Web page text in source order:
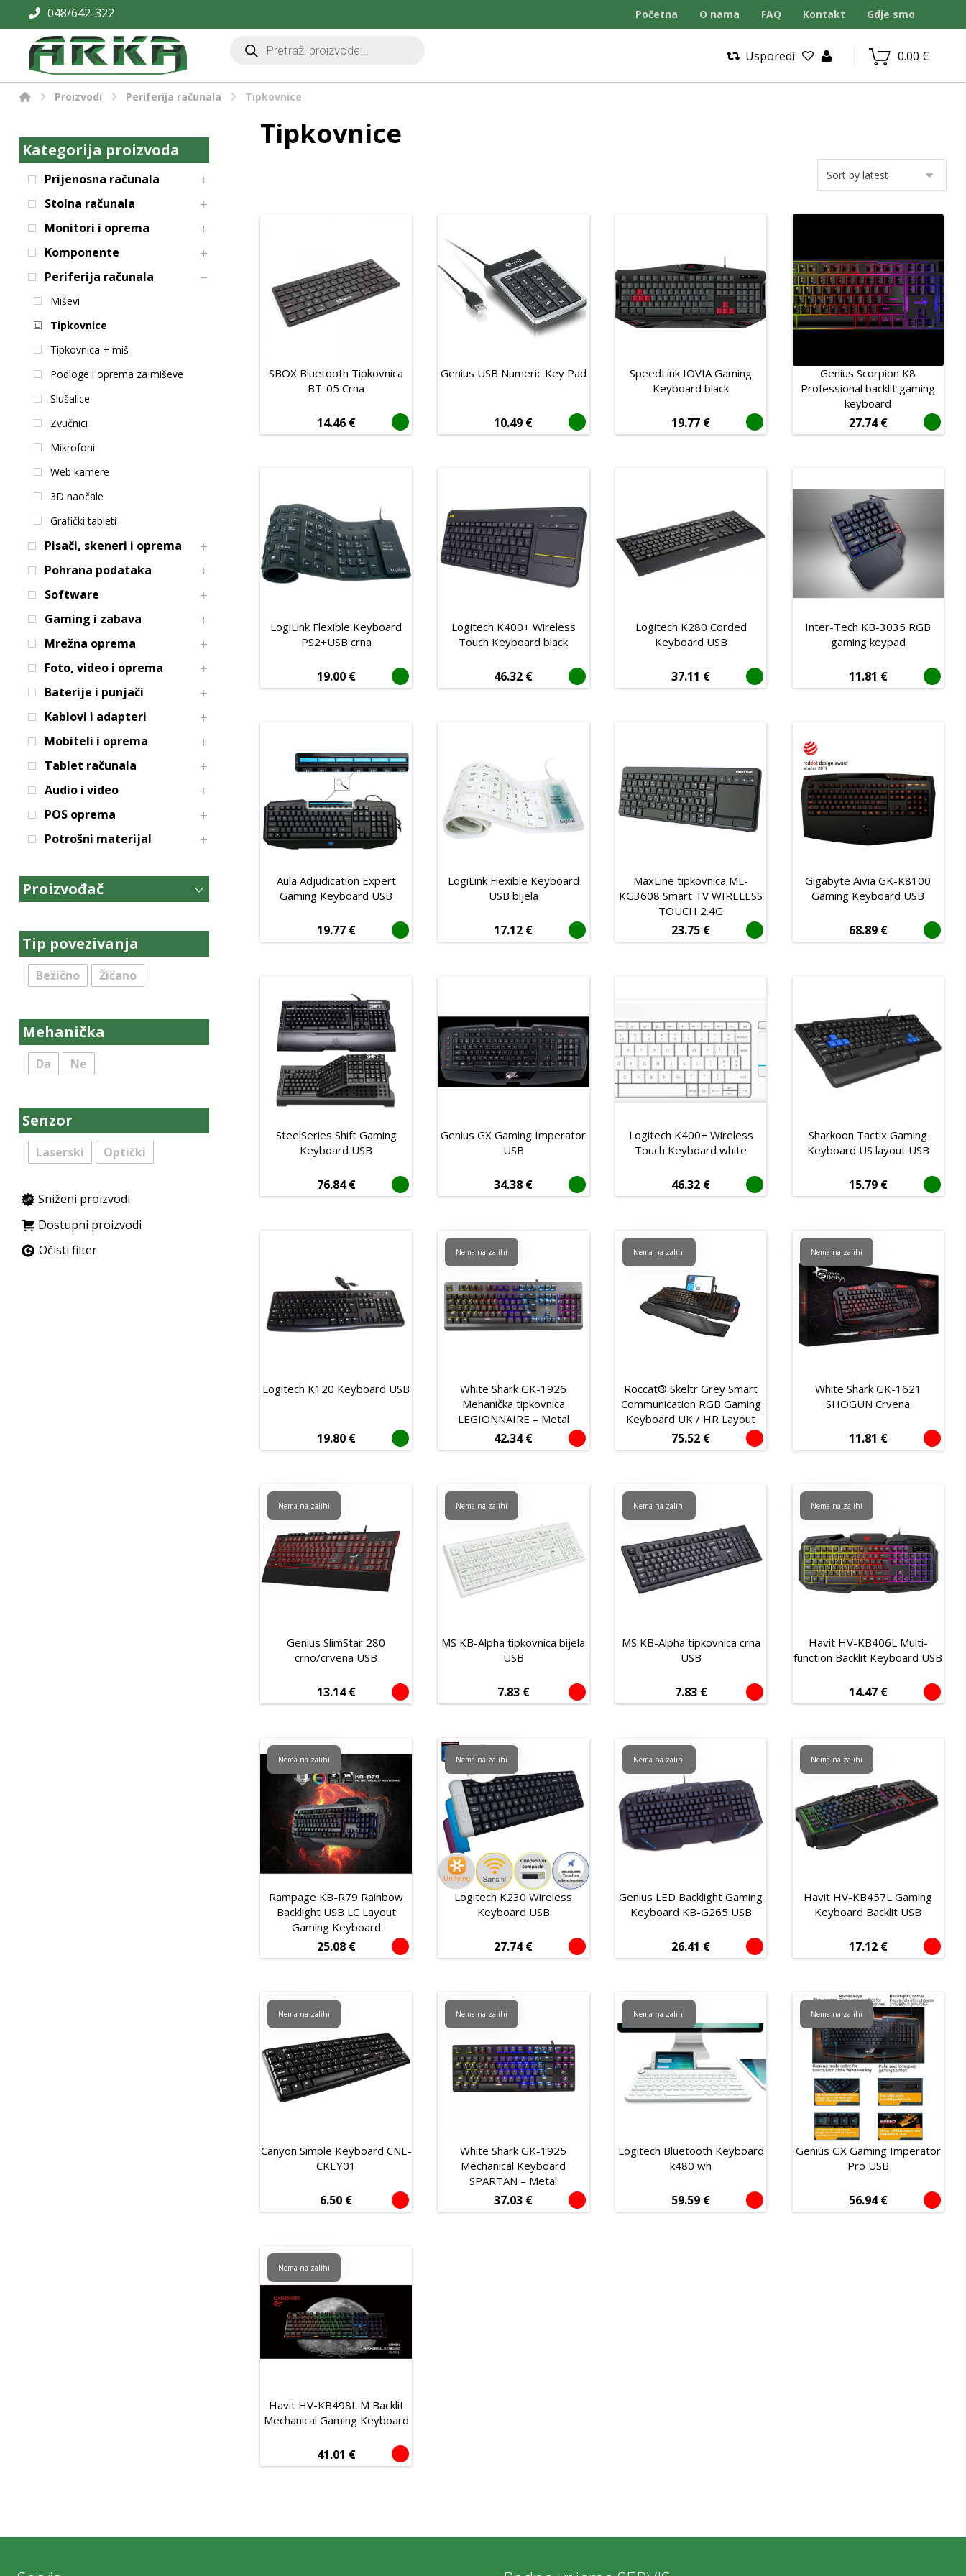
048/642-322 Početna O nama FAQ Kontakt Gdje smo
0.00 €
Usporedi
Proizvodi Periferija računala Tipkovnice
Tipkovnice
SBOX Bluetooth Tipkovnica
BT-05 Crna
14.46 €
Genius USB Numeric Key Pad
10.49 €
SpeedLink IOVIA Gaming
Keyboard black
19.77 €
Genius Scorpion K8
Professional backlit gaming
keyboard
27.74€
LogiLink Flexible Keyboard
PS2+USB crna
19.00 €
Logitech K400+ Wireless
Touch Keyboard black
46.32 €
Logitech K280 Corded
Keyboard USB
37.11 €
Inter-Tech KB-3035 RGB
gaming keypad
11.81 €
Aula Adjudication Expert
Gaming Keyboard USB
19.77 €
LogiLink Flexible Keyboard
USB bijela
17.12 €
MaxLine tipkovnica ML-
KG3608 Smart TV WIRELESS
TOUCH 2.4G
23.75 €
Gigabyte Aivia GK-K8100
Gaming Keyboard USB
68.89 €
SteelSeries Shift Gaming
Keyboard USB
76.84€
Genius GX Gaming Imperator
USB
34.38 €
Logitech K400+ Wireless
Touch Keyboard white
46.32 €
Sharkoon Tactix Gaming
Keyboard US layout USB
15.79 €
Logitech K120 Keyboard USB
19.80 €
White Shark GK-1926
Mehanička tipkovnica
LEGIONNAIRE – Metal
42.34€
Nema na zalihi
Roccat® Skeltr Grey Smart
Communication RGB Gaming
Keyboard UK / HR Layout
75.52 €
Nema na zalihi
White Shark GK-1621
SHOGUN Crvena
11.81 €
Nema na zalihi
Genius SlimStar 280
crno/crvena USB
13.14€
Nema na zalihi
MS KB-Alpha tipkovnica bijela
USB
7.83 €
Nema na zalihi
MS KB-Alpha tipkovnica crna
USB
7.83 €
Nema na zalihi
Havit HV-KB406L Multi-
function Backlit Keyboard USB
14.47 €
Nema na zalihi
Rampage KB-R79 Rainbow
Backlight USB LC Layout
Gaming Keyboard
25.08 €
Nema na zalihi
Logitech K230 Wireless
Keyboard USB
27.74€
Nema na zalihi
Genius LED Backlight Gaming
Keyboard KB-G265 USB
26.41 €
Nema na zalihi
Havit HV-KB457L Gaming
Keyboard Backlit USB
17.12 €
Nema na zalihi
Canyon Simple Keyboard CNE-
CKEY01
6.50 €
Nema na zalihi
White Shark GK-1925
Mechanical Keyboard
SPARTAN – Metal
37.03 €
Nema na zalihi
Logitech Bluetooth Keyboard
k480 wh
59.59 €
Nema na zalihi
Genius GX Gaming Imperator
Pro USB
56.94€
Nema na zalihi
Havit HV-KB498L M Backlit
Mechanical Gaming Keyboard
41.01 €
Nema na zalihi
Kategorija proizvoda
Prijenosna računala
Stolna računala
Monitori i oprema
Komponente
Periferija računala
Miševi
Tipkovnice
Tipkovnica + miš
Podloge i oprema za miševe
Slušalice
Zvučnici
Mikrofoni
Web kamere
3D naočale
Grafički tableti
Pisači, skeneri i oprema
Pohrana podataka
Software
Gaming i zabava
Mrežna oprema
Foto, video i oprema
Baterije i punjači
Kablovi i adapteri
Mobiteli i oprema
Tablet računala
Audio i video
POS oprema
Potrošni materijal
Proizvođač
Tip povezivanja
Bežično Žičano
Mehanička
Da Ne
Senzor
Laserski Optički
Sniženi proizvodi
Dostupni proizvodi
Očisti filter